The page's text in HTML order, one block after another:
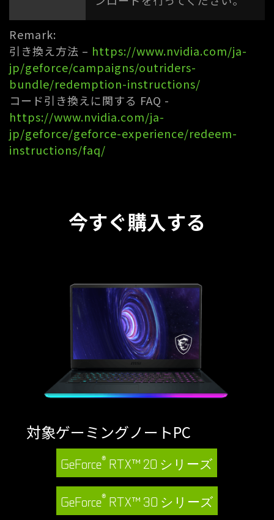
Remark:
引き換え方法 – https://www.nvidia.com/ja-
jp/geforce/campaigns/outriders-
bundle/redemption-instructions/
コード引き換えに関する FAQ -
https://www.nvidia.com/ja-
jp/geforce/geforce-experience/redeem-
instructions/faq/
今すぐ購入する
対象ゲーミングノートPC
GeForce® RTX™ 20 シリーズ
GeForce® RTX™ 30 シリーズ